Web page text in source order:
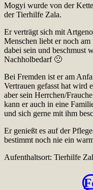
Mogyi wurde von der
der Tierhilfe Zala.
Er verträgt sich mit
Menschen liebt er noch
dabei sein und beschmust
Nachholbedarf 🙁
Bei Fremden ist er am
Vertrauen gefasst hat wird
aber sein Herrchen/
kann er auch in eine
und sich gerne mit ihm
Er genießt es auf der
bestimmt noch nie ein
Aufenthaltsort: Tierhilfe